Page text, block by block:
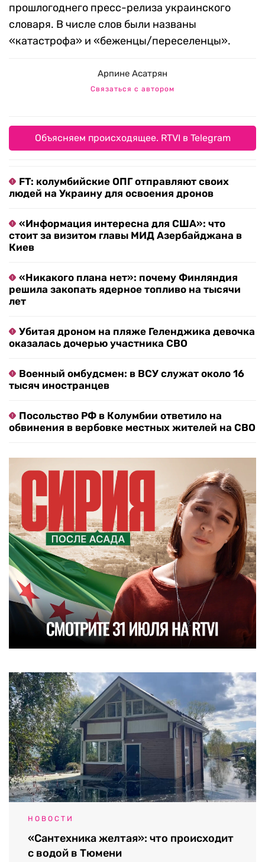
прошлогоднего пресс-релиза украинского
словаря. В числе слов были названы
«катастрофа» и «беженцы/переселенцы».
Арпине Асатрян
Связаться с автором
Объясняем происходящее. RTVI в Telegram
FT: колумбийские ОПГ отправляют своих
людей на Украину для освоения дронов
«Информация интересна для США»: что
стоит за визитом главы МИД Азербайджана в
Киев
«Никакого плана нет»: почему Финляндия
решила закопать ядерное топливо на тысячи
лет
Убитая дроном на пляже Геленджика девочка
оказалась дочерью участника СВО
Военный омбудсмен: в ВСУ служат около 16
тысяч иностранцев
Посольство РФ в Колумбии ответило на
обвинения в вербовке местных жителей на СВО
НОВОСТИ
«Сантехника желтая»: что происходит
с водой в Тюмени